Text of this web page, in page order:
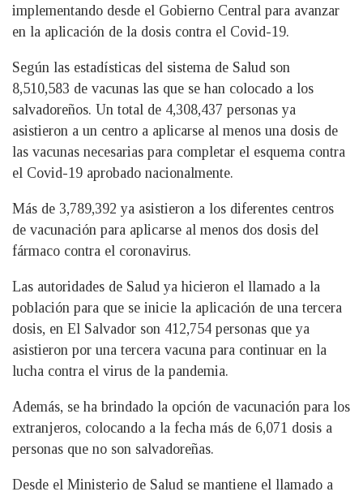
implementando desde el Gobierno Central para avanzar
en la aplicación de la dosis contra el Covid-19.
Según las estadísticas del sistema de Salud son
8,510,583 de vacunas las que se han colocado a los
salvadoreños. Un total de 4,308,437 personas ya
asistieron a un centro a aplicarse al menos una dosis de
las vacunas necesarias para completar el esquema contra
el Covid-19 aprobado nacionalmente.
Más de 3,789,392 ya asistieron a los diferentes centros
de vacunación para aplicarse al menos dos dosis del
fármaco contra el coronavirus.
Las autoridades de Salud ya hicieron el llamado a la
población para que se inicie la aplicación de una tercera
dosis, en El Salvador son 412,754 personas que ya
asistieron por una tercera vacuna para continuar en la
lucha contra el virus de la pandemia.
Además, se ha brindado la opción de vacunación para los
extranjeros, colocando a la fecha más de 6,071 dosis a
personas que no son salvadoreñas.
Desde el Ministerio de Salud se mantiene el llamado a